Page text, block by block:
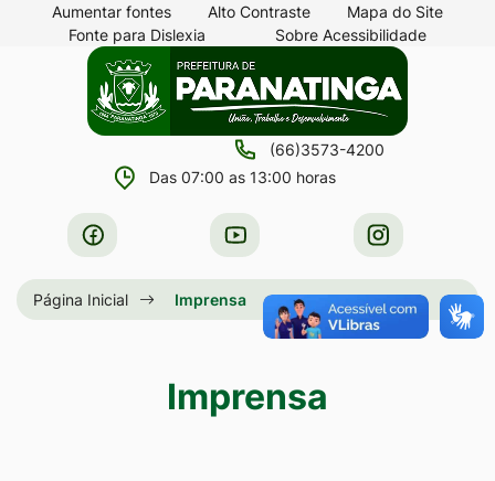
Seção
atalhos
acessibilidade
para
conteúdo
para
menu
[alt+2]
Aumentar fontes Alto Contraste
Mapa do Site
Fonte para Dislexia
Sobre Acessibilidade
Seção
menu
principal
principal
(66)3573-4200
Das 07:00 as 13:00 horas
Acessar
a
Rede
Acessar
a
Rede
Social
Acessar
a
Rede
Social
Página Inicial Imprensa
Imprensa